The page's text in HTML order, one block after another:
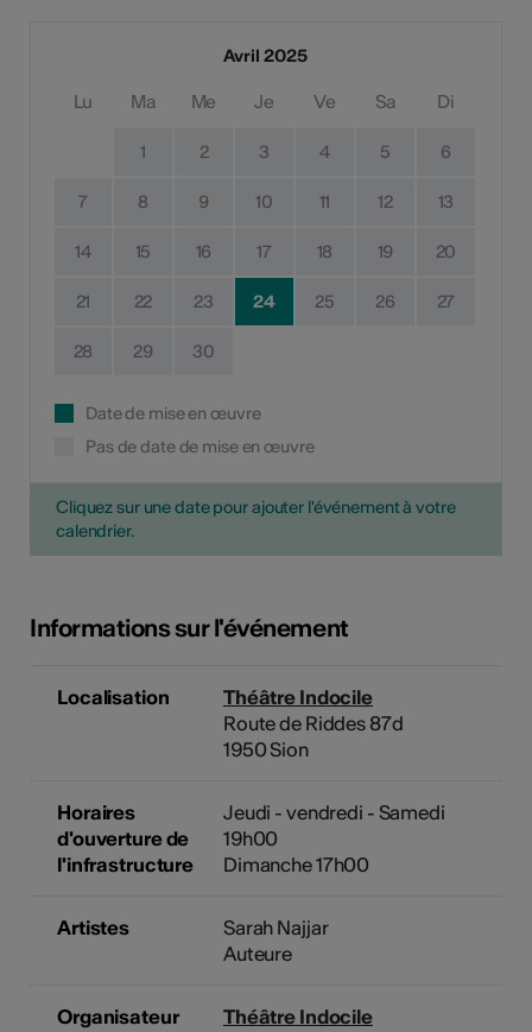
Avril 2025
Lu Ma Me Je Ve Sa Di
1 2 3 4 5 6
7 8 9 10 11 12 13
14 15 16 17 18 19 20
21 22 23 24 25 26 27
28 29 30
Date de mise en œuvre
Pas de date de mise en œuvre
Cliquez sur une date pour ajouter l'événement à votre
calendrier.
Informations sur l'événement
Localisation
Théâtre Indocile
Route de Riddes 87d
1950 Sion
Horaires
d'ouverture de
l'infrastructure
Jeudi - vendredi - Samedi
19h00
Dimanche 17h00
Artistes
Sarah Najjar
Auteure
Organisateur
Théâtre Indocile